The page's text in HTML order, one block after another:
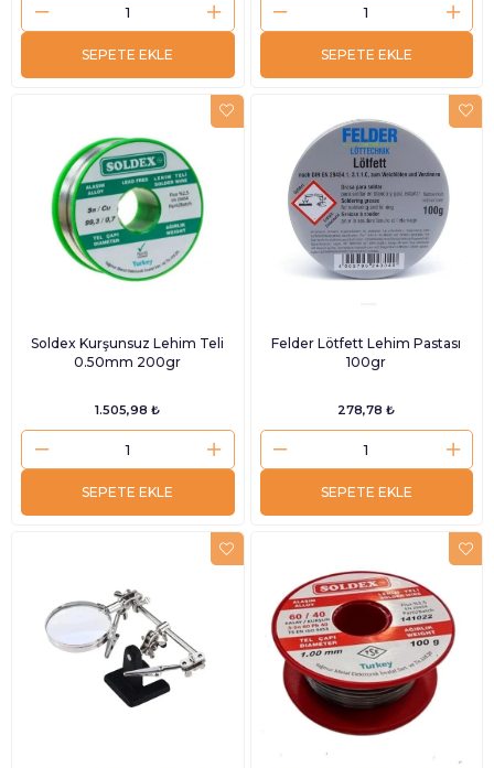
SEPETE EKLE SEPETE EKLE
Soldex Kurşunsuz Lehim Teli
0.50mm 200gr
1.505,98 ₺
SEPETE EKLE
Felder Lötfett Lehim Pastası
100gr
278,78 ₺
SEPETE EKLE